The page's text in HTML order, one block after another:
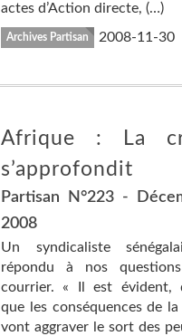
actes d’Action directe, (…)
Archives Partisan 2008-11-30
Afrique : La
s’approfondit
Partisan N°223 -
2008
Un syndicaliste
répondu à nos
courrier. « Il est évident,
que les conséquences de
vont aggraver le sort des